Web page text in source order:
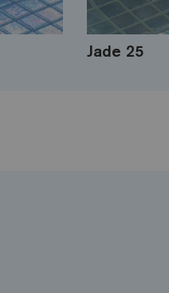
Jade 25